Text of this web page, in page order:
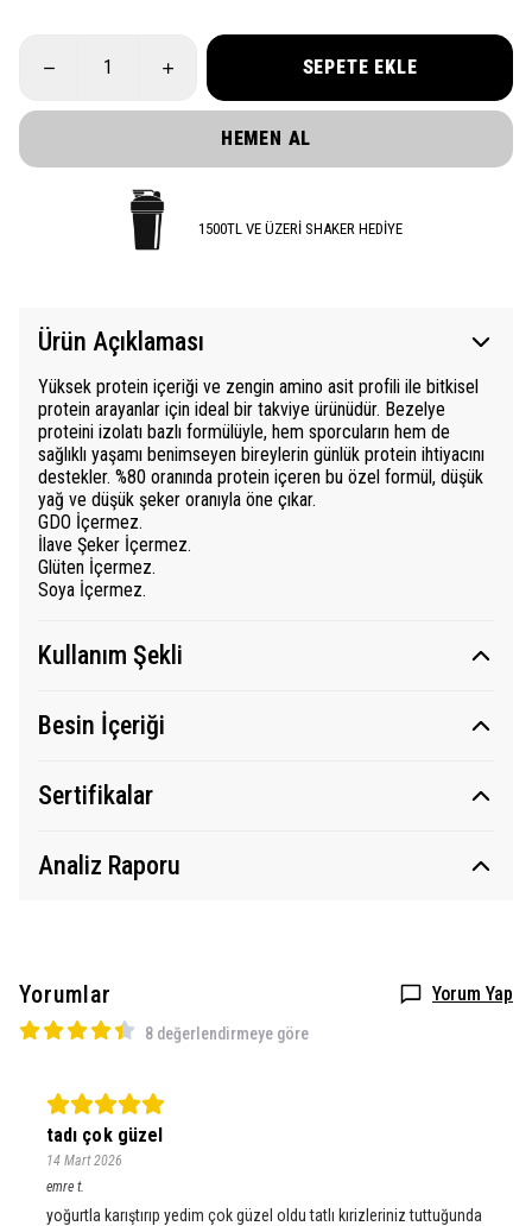
SEPETE EKLE
HEMEN AL
1500TL VE ÜZERİ SHAKER HEDİYE
Ürün Açıklaması
Yüksek protein içeriği ve zengin amino asit profili ile bitkisel
protein arayanlar için ideal bir takviye ürünüdür. Bezelye
proteini izolatı bazlı formülüyle, hem sporcuların hem de
sağlıklı yaşamı benimseyen bireylerin günlük protein ihtiyacını
destekler. %80 oranında protein içeren bu özel formül, düşük
yağ ve düşük şeker oranıyla öne çıkar.
GDO İçermez.
İlave Şeker İçermez.
Glüten İçermez.
Soya İçermez.
Kullanım Şekli
Besin İçeriği
Sertifikalar
Analiz Raporu
Yorumlar Yorum Yap
8 değerlendirmeye göre
tadı çok güzel
14 Mart 2026
emre t.
yoğurtla karıştırıp yedim çok güzel oldu tatlı kırizleriniz tuttuğunda